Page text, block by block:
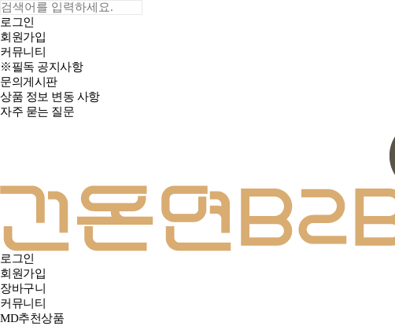
로그인
회원가입
커뮤니티
※필독 공지사항
문의게시판
상품 정보 변동 사항
자주 묻는 질문
로그인
회원가입
장바구니
커뮤니티
MD추천상품